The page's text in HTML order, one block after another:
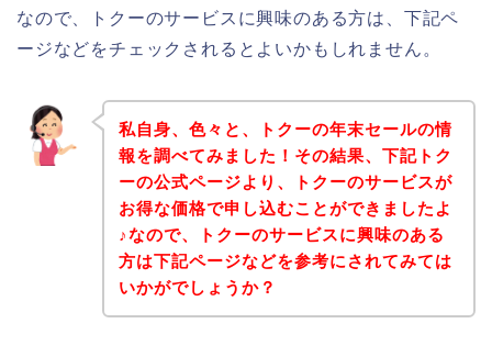
なので、トクーのサービスに興味のある方は、下記ペ
ージなどをチェックされるとよいかもしれません。
私自身、色々と、トクーの年末セールの情
報を調べてみました！その結果、下記トク
ーの公式ページより、トクーのサービスが
お得な価格で申し込むことができましたよ
♪なので、トクーのサービスに興味のある
方は下記ページなどを参考にされてみては
いかがでしょうか？